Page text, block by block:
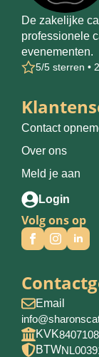
De zakelijke
professionele
evenementen.
5/5 sterren •
Contact
Over ons
Meld je aan
Login
Volg ons op
Email
KVK
BTW